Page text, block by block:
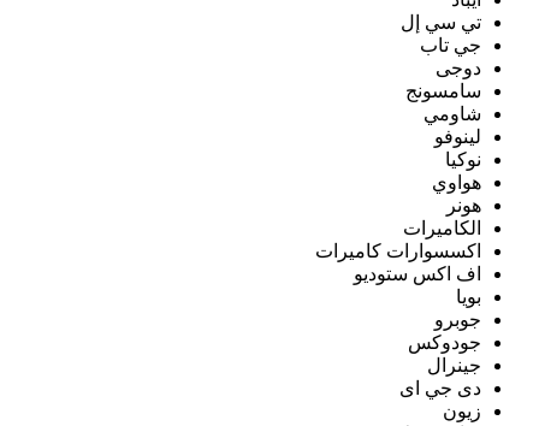
تي سي إل
جي تاب
دوجى
سامسونج
شاومي
لينوفو
نوكيا
هواوي
هونر
الكاميرات
اكسسوارات كاميرات
اف اكس ستوديو
بويا
جوبرو
جودوكس
جينرال
دى جي اى
زيون